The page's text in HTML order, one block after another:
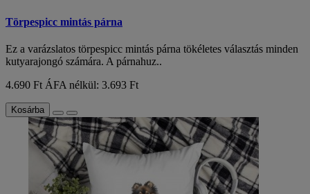
Törpespicc mintás párna
Ez a varázslatos törpespicc mintás párna tökéletes választás minden
kutyarajongó számára. A párnahuz..
4.690 Ft ÁFA nélkül: 3.693 Ft
Kosárba